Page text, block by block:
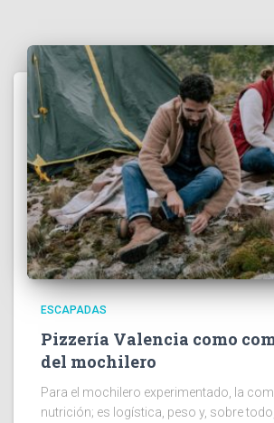
ESCAPADAS
Pizzería Valencia como
del mochilero
Para el mochilero experimentado, la
nutrición; es logística, peso y, sobre